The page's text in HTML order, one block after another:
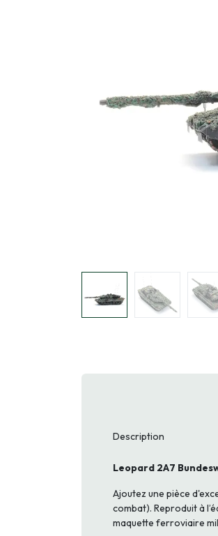
Description
Leopard 2A7
Ajoutez une pièce
combat). Reproduit à
maquette ferroviaire